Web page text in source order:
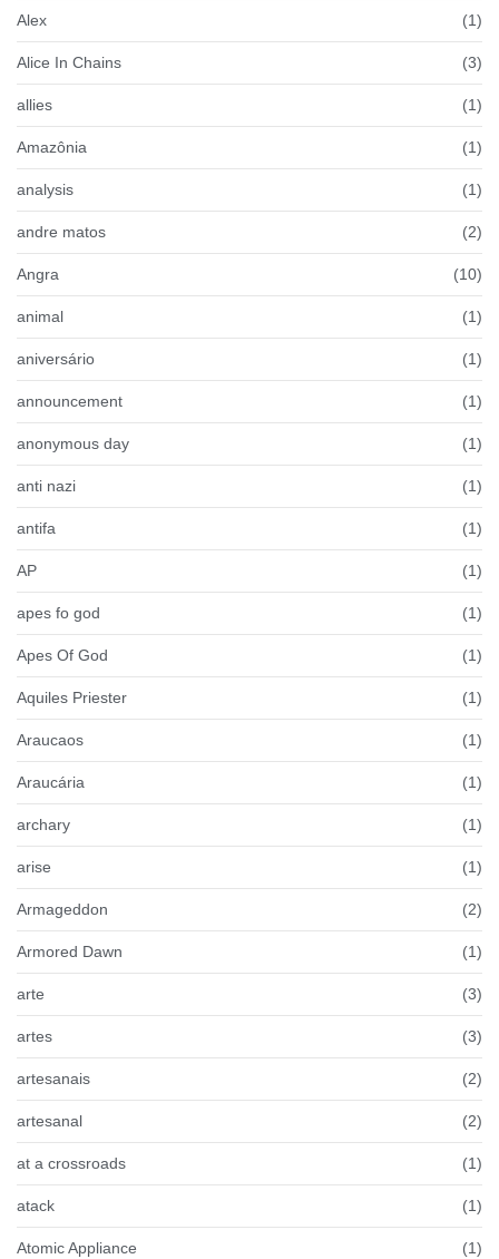
Alex (1)
Alice In Chains (3)
allies (1)
Amazônia (1)
analysis (1)
andre matos (2)
Angra (10)
animal (1)
aniversário (1)
announcement (1)
anonymous day (1)
anti nazi (1)
antifa (1)
AP (1)
apes fo god (1)
Apes Of God (1)
Aquiles Priester (1)
Araucaos (1)
Araucária (1)
archary (1)
arise (1)
Armageddon (2)
Armored Dawn (1)
arte (3)
artes (3)
artesanais (2)
artesanal (2)
at a crossroads (1)
atack (1)
Atomic Appliance (1)